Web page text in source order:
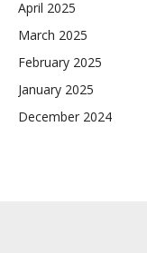
April 2025
March 2025
February 2025
January 2025
December 2024